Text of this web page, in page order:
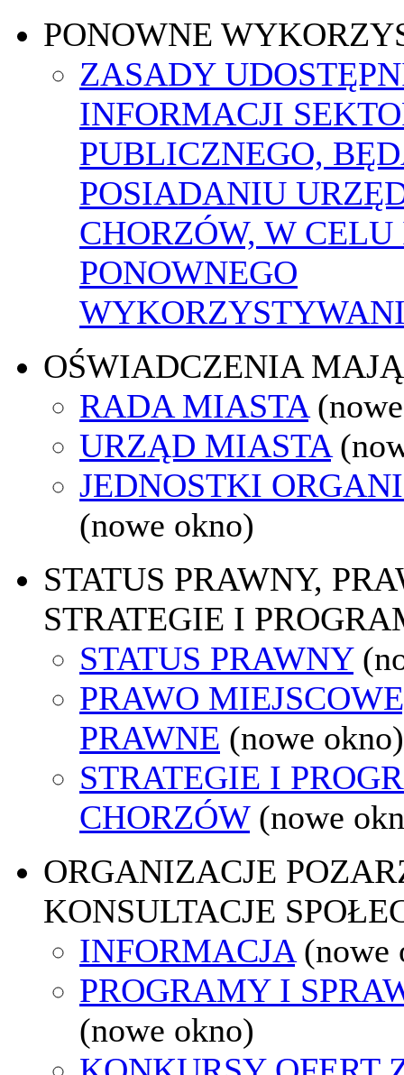
PONOWNE
ZASADY
INFORMACJI
PUBLICZNEGO,
POSIADANIU
CHORZÓW, W
PONOWNEGO
OŚWIADCZENIA
RADA MIASTA
URZĄD MIASTA
JEDNOSTKI
(nowe okno)
STATUS PRAWNY,
STRATEGIE I
STATUS PRAWNY
PRAWO
PRAWNE (nowe okno)
STRATEGIE I
CHORZÓW (nowe
ORGANIZACJE
KONSULTACJE
INFORMACJA (nowe
PROGRAMY I
(nowe okno)